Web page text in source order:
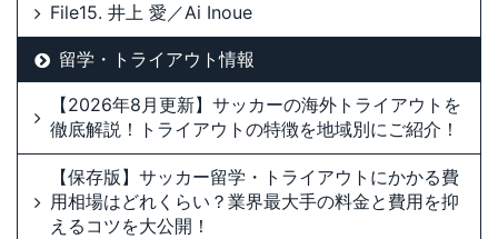
File15. 井上 愛／Ai Inoue
留学・トライアウト情報
【2026年8月更新】サッカーの海外トライアウトを
徹底解説！トライアウトの特徴を地域別にご紹介！
【保存版】サッカー留学・トライアウトにかかる費
用相場はどれくらい？業界最大手の料金と費用を抑
えるコツを大公開！